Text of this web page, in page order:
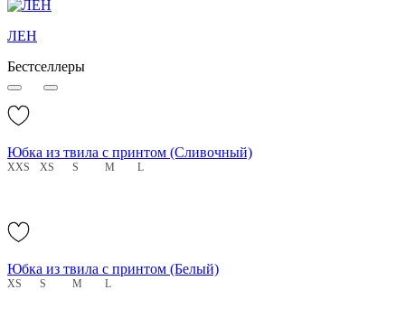
ЛЕН
Бестселлеры
Юбка из твила с принтом (Сливочный)
XXS XS S M L
Юбка из твила с принтом (Белый)
XS S M L